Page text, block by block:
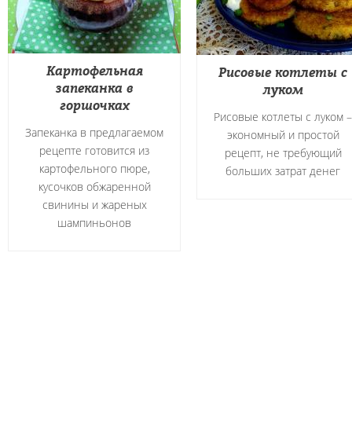
Картофельная
запеканка в
горшочках
Запеканка в предлагаемом
рецепте готовится из
картофельного пюре,
кусочков обжаренной
свинины и жареных
шампиньонов
Рисовые котлеты с
луком
Рисовые котлеты с луком –
экономный и простой
рецепт, не требующий
больших затрат денег